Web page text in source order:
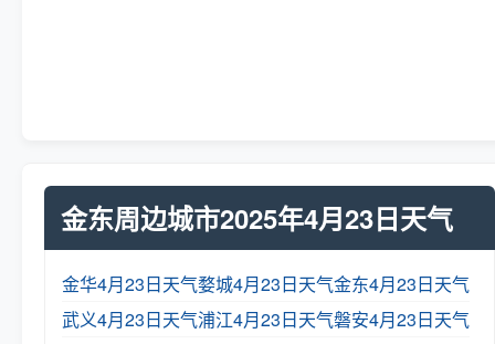
金东周边城市2025年4月23日天气
金华4月23日天气婺城4月23日天气金东4月23日天气
武义4月23日天气浦江4月23日天气磐安4月23日天气